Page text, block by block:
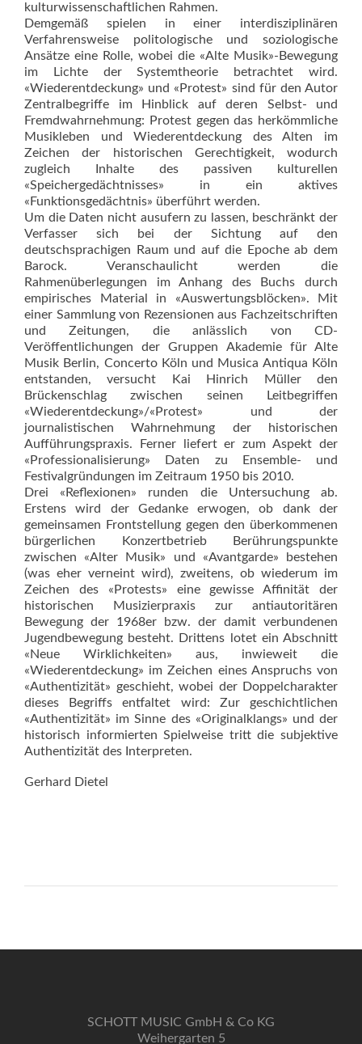
kulturwissenschaftlichen Rahmen.
Demgemäß spielen in einer interdisziplinären
Verfahrensweise politologische und soziologische
Ansätze eine Rolle, wobei die «Alte Musik»-Bewegung
im Lichte der Systemtheorie betrachtet wird.
«Wiederentdeckung» und «Protest» sind für den Autor
Zentralbegriffe im Hinblick auf deren Selbst- und
Fremdwahrnehmung: Protest gegen das herkömmliche
Musikleben und Wiederentdeckung des Alten im
Zeichen der historischen Gerechtigkeit, wodurch
zugleich Inhalte des passiven kulturellen
«Speichergedächtnisses» in ein aktives
«Funktionsgedächt­nis» überführt werden.
Um die Daten nicht ausufern zu lassen, beschränkt der
Verfasser sich bei der Sichtung auf den
deutschsprachigen Raum und auf die Epoche ab dem
Barock. Veranschaulicht werden die
Rahmenüberlegungen im Anhang des Buchs durch
empirisches Material in «Auswertungsblöcken». Mit
einer Sammlung von Rezensionen aus Fachzeitschriften
und Zeitungen, die anlässlich von CD-
Veröffentlichungen der Gruppen Akademie für Alte
Musik Berlin, Concerto Köln und Musica Antiqua Köln
entstanden, versucht Kai Hinrich Müller den
Brückenschlag zwischen seinen Leitbegriffen
«Wiederentdeckung»/«Protest» und der
journalistischen Wahrnehmung der historischen
Aufführungspraxis. Ferner liefert er zum Aspekt der
«Professionalisierung» Daten zu Ensemble- und
Festivalgründungen im Zeitraum 1950 bis 2010.
Drei «Reflexionen» runden die Untersuchung ab.
Erstens wird der Gedanke erwogen, ob dank der
gemeinsamen Frontstellung gegen den überkommenen
bürgerlichen Konzertbetrieb Berührungspunkte
zwischen «Alter Musik» und «Avantgarde» bestehen
(was eher verneint wird), zweitens, ob wiederum im
Zeichen des «Protests» eine gewisse Affinität der
historischen Musizierpraxis zur antiautoritären
Bewegung der 1968er bzw. der damit verbundenen
Jugendbewegung besteht. Drittens lotet ein Abschnitt
«Neue Wirklichkeiten» aus, inwieweit die
«Wiederentdeckung» im Zeichen eines Anspruchs von
«Authentizität» geschieht, wobei der Doppelcharakter
dieses Begriffs entfaltet wird: Zur geschichtlichen
«Authentizität» im Sinne des «Originalklangs» und der
historisch informierten Spielweise tritt die subjektive
Authentizität des Interpreten.
Gerhard Dietel
SCHOTT MUSIC GmbH & Co KG
Weihergarten 5